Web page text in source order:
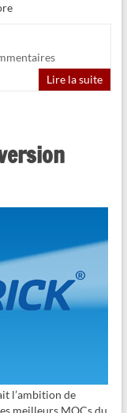
Lire la suite
l’ambition de